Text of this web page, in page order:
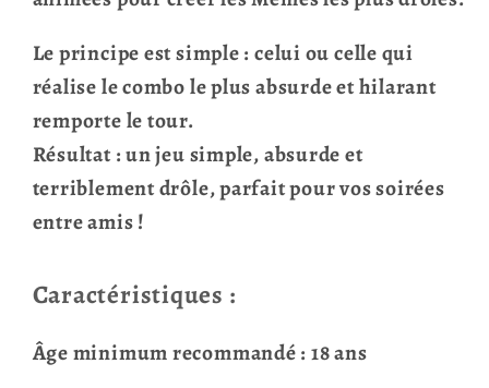
Le principe est simple : celui ou celle qui
réalise le combo le plus absurde et hilarant
remporte le tour.
Résultat : un jeu simple, absurde et
terriblement drôle, parfait pour vos soirées
entre amis !
Caractéristiques :
Âge minimum recommandé : 18 ans